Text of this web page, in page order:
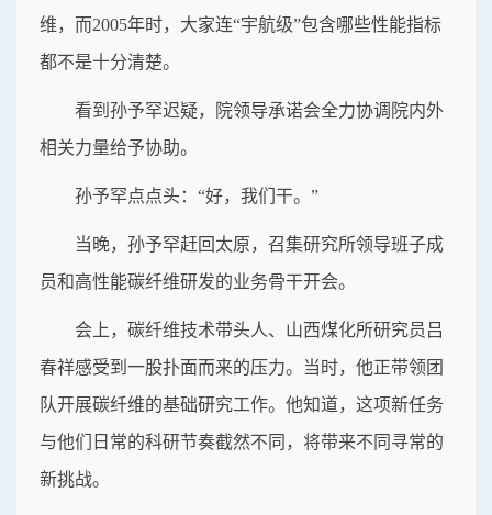
维，而2005年时，大家连“宇航级”包含哪些性能指标
都不是十分清楚。
看到孙予罕迟疑，院领导承诺会全力协调院内外
相关力量给予协助。
孙予罕点点头：“好，我们干。”
当晚，孙予罕赶回太原，召集研究所领导班子成
员和高性能碳纤维研发的业务骨干开会。
会上，碳纤维技术带头人、山西煤化所研究员吕
春祥感受到一股扑面而来的压力。当时，他正带领团
队开展碳纤维的基础研究工作。他知道，这项新任务
与他们日常的科研节奏截然不同，将带来不同寻常的
新挑战。